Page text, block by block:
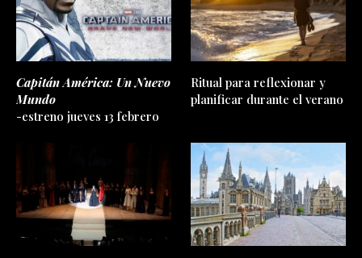
Capitán América: Un Nuevo
Mundo
-estreno jueves 13 febrero
Ritual para reflexionar y
planificar durante el verano